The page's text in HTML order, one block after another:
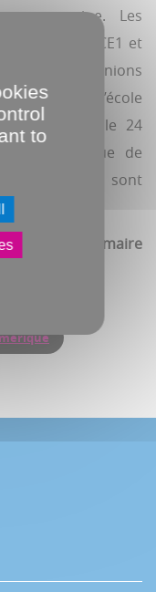
semaine. Les
à partir du CE1 et
Des réunions
à 18h, à l’école
Rouen) et le 24
(7, rue de
d’inscription sont
Ingrid Lemaire
to